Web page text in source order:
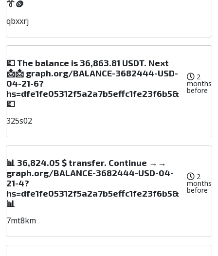
👔🪙
qbxxrj
💷 The balance is 36,863.81 USDT. Next
📩📩 graph.org/BALANCE-3682444-USD-
04-21-6?
hs=dfe1fe05312f5a2a7b5effc1fe23f6b5&
💷
2
months
before
325s02
📊 36,824.05 $ transfer. Continue →→
graph.org/BALANCE-3682444-USD-04-
21-4?
hs=dfe1fe05312f5a2a7b5effc1fe23f6b5&
📊
2
months
before
7mt8km